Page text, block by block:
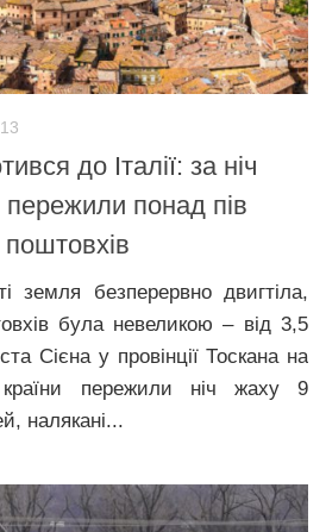
до Італії: за ніч
понад пів
поштовхів
земля безперервно двигтіла,
була невеликою – від 3,5
Сієна у провінції Тоскана на
країни пережили ніч жаху 9
налякані...